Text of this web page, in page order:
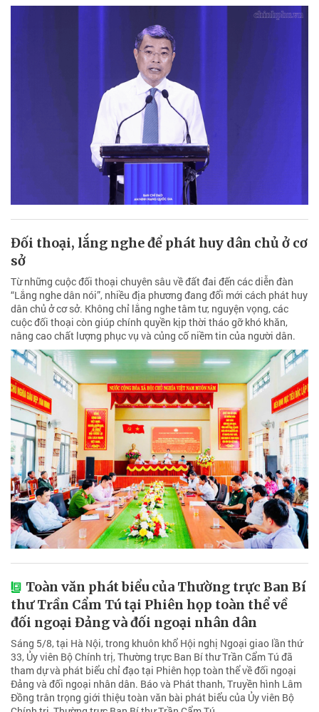
Đối thoại, lắng nghe để phát huy dân chủ ở cơ
sở
Từ những cuộc đối thoại chuyên sâu về đất đai đến các diễn đàn
“Lắng nghe dân nói”, nhiều địa phương đang đổi mới cách phát huy
dân chủ ở cơ sở. Không chỉ lắng nghe tâm tư, nguyện vọng, các
cuộc đối thoại còn giúp chính quyền kịp thời tháo gỡ khó khăn,
nâng cao chất lượng phục vụ và củng cố niềm tin của người dân.
Toàn văn phát biểu của Thường trực Ban Bí
thư Trần Cẩm Tú tại Phiên họp toàn thể về
đối ngoại Đảng và đối ngoại nhân dân
Sáng 5/8, tại Hà Nội, trong khuôn khổ Hội nghị Ngoại giao lần thứ
33, Ủy viên Bộ Chính trị, Thường trực Ban Bí thư Trần Cẩm Tú đã
tham dự và phát biểu chỉ đạo tại Phiên họp toàn thể về đối ngoại
Đảng và đối ngoại nhân dân. Báo và Phát thanh, Truyền hình Lâm
Đồng trân trọng giới thiệu toàn văn bài phát biểu của Ủy viên Bộ